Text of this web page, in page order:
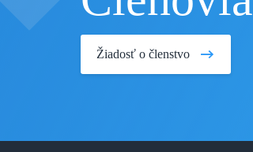
Žiadosť o členstvo